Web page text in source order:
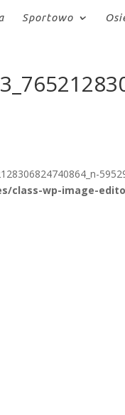
Sportowo
class-wp-image-